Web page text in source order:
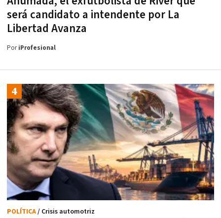
será candidato a intendente por La
Libertad Avanza
PoriProfesional
POLÍTICA/ Crisis automotriz